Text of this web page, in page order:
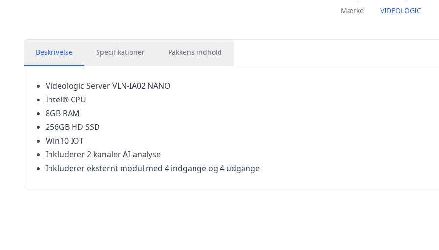
Mærke
VIDEOLOGIC
Beskrivelse Specifikationer Pakkens indhold
Videologic Server VLN-IA02 NANO
Intel® CPU
8GB RAM
256GB HD SSD
Win10 IOT
Inkluderer 2 kanaler AI-analyse
Inkluderer eksternt modul med 4 indgange og 4 udgange